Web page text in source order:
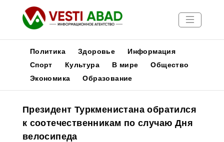
Новости
Медиа
Афиша
Политика Здоровье
Информация
Спорт
Культура В мире
Общество
Экономика
Образование
Президент Туркменистана обратился
к соотечественникам по случаю Дня
велосипеда